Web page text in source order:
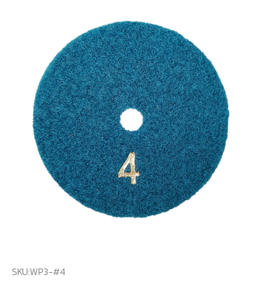
SKU:WP3-#4